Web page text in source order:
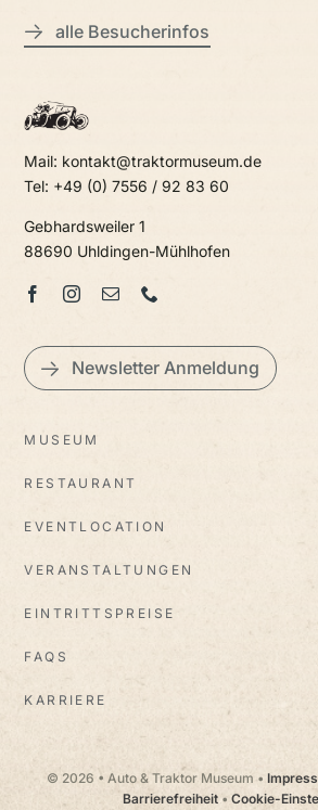
alle Besucherinfos
Mail: kontakt@traktormuseum.de
Tel: +49 (0) 7556 / 92 83 60
Gebhardsweiler 1
88690 Uhldingen-Mühlhofen
Newsletter Anmeldung
MUSEUM
RESTAURANT
EVENTLOCATION
VERANSTALTUNGEN
EINTRITTSPREISE
FAQS
KARRIERE
© 2026 • Auto & Traktor Museum •
Barrierefreiheit• Cookie-